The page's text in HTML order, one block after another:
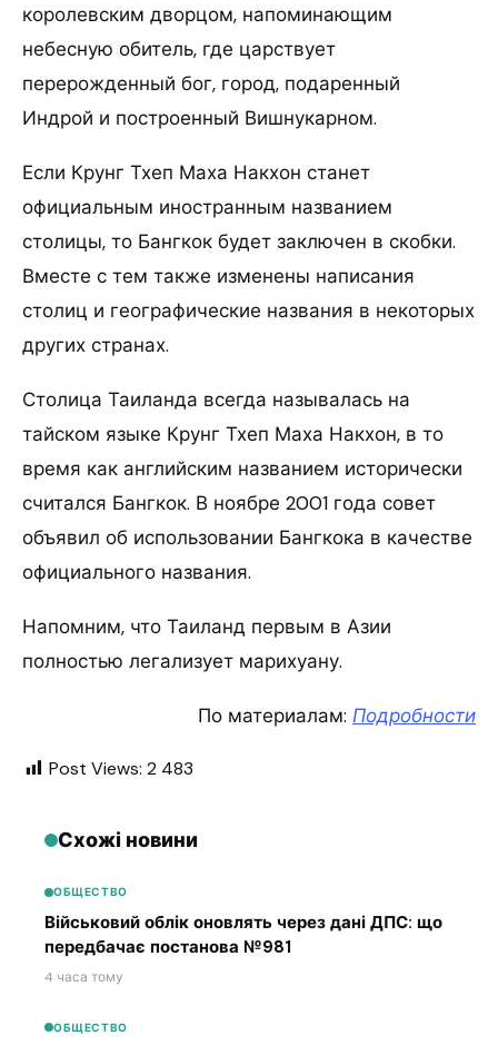
королевским дворцом, напоминающим
небесную обитель, где царствует
перерожденный бог, город, подаренный
Индрой и построенный Вишнукарном.
Если Крунг Тхеп Маха Накхон станет
официальным иностранным названием
столицы, то Бангкок будет заключен в скобки.
Вместе с тем также изменены написания
столиц и географические названия в некоторых
других странах.
Столица Таиланда всегда называлась на
тайском языке Крунг Тхеп Маха Накхон, в то
время как английским названием исторически
считался Бангкок. В ноябре 2001 года совет
объявил об использовании Бангкока в качестве
официального названия.
Напомним, что Таиланд первым в Азии
полностью легализует марихуану.
По материалам: Подробности
Post Views: 2 483
Схожі новини
ОБЩЕСТВО
Військовий облік оновлять через дані ДПС: що
передбачає постанова №981
4 часа тому
ОБЩЕСТВО